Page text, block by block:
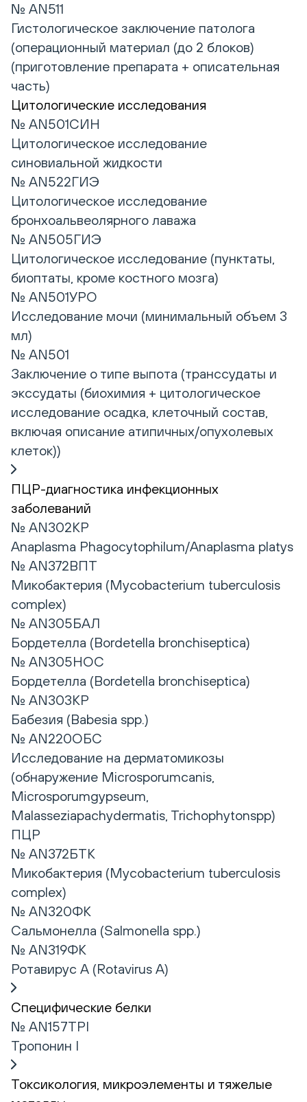
№ AN511
Гистологическое заключение патолога
(операционный материал (до 2 блоков)
(приготовление препарата + описательная
часть)
Цитологические исследования
№ AN501СИН
Цитологическое исследование
синовиальной жидкости
№ AN522ГИЭ
Цитологическое исследование
бронхоальвеолярного лаважа
№ AN505ГИЭ
Цитологическое исследование (пунктаты,
биоптаты, кроме костного мозга)
№ AN501УРО
Исследование мочи (минимальный объем 3
мл)
№ AN501
Заключение о типе выпота (транссудаты и
экссудаты (биохимия + цитологическое
исследование осадка, клеточный состав,
включая описание атипичных/опухолевых
клеток))
ПЦР-диагностика инфекционных
заболеваний
№ AN302КР
Anaplasma Phagocytophilum/Anaplasma platys
№ AN372ВПТ
Микобактерия (Mycobacterium tuberculosis
complex)
№ AN305БАЛ
Бордетелла (Bordetella bronchiseptica)
№ AN305НОС
Бордетелла (Bordetella bronchiseptica)
№ AN303КР
Бабезия (Babesia spp.)
№ AN220ОБС
Исследование на дерматомикозы
(обнаружение Microsporumcanis,
Microsporumgypseum,
Malasseziapachydermatis, Trichophytonspp)
ПЦР
№ AN372БТК
Микобактерия (Mycobacterium tuberculosis
complex)
№ AN320ФК
Сальмонелла (Salmonella spp.)
№ AN319ФК
Ротавирус А (Rotavirus А)
Специфические белки
№ AN157TPI
Тропонин I
Токсикология, микроэлементы и тяжелые